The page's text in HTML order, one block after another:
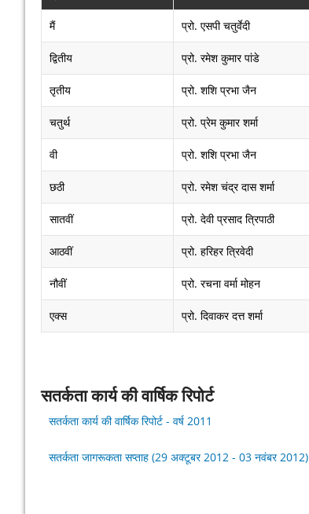
मैं प्रो. एसपी चतुर्वेदी
द्वितीय प्रो. रमेश कुमार पांडे
तृतीय प्रो. शशि प्रभा जैन
चतुर्थ प्रो. प्रेम कुमार शर्मा
वी प्रो. शशि प्रभा जैन
छठी प्रो. रमेश चंद्र दास शर्मा
सातवीं प्रो. देवी प्रसाद त्रिपाठी
आठवीं प्रो. हरिहर त्रिवेदी
नौवीं प्रो. रचना वर्मा मोहन
एक्स प्रो. दिवाकर दत्त शर्मा
सतर्कता कार्य की वार्षिक रिपोर्ट
सतर्कता कार्य की वार्षिक रिपोर्ट - वर्ष 2011
सतर्कता जागरूकता सप्ताह (29 अक्टूबर 2012 - 03 नवंबर 2012)